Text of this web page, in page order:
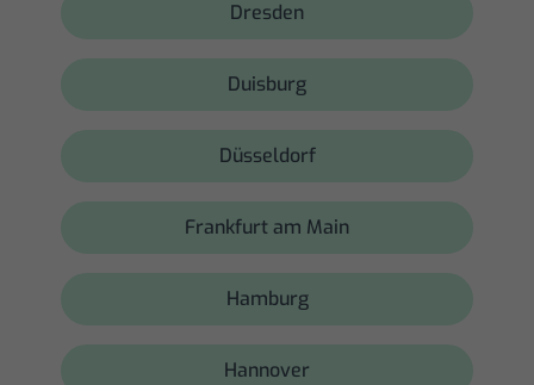
Dresden
Duisburg
Düsseldorf
Frankfurt am Main
Hamburg
Hannover